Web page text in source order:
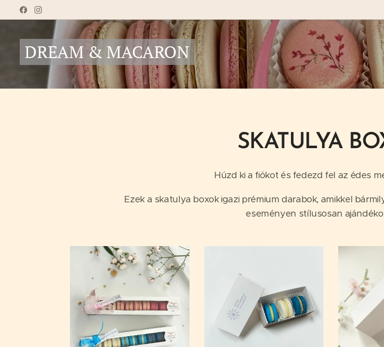
DREAM & MACARON
SKATULYA
Húzd ki a fiókot és fedezd fel az édes
Ezek a skatulya boxok igazi prémium darabok, amikkel
eseményen stílusosan